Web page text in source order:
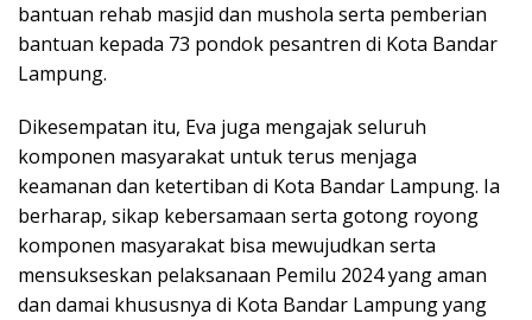
bantuan rehab masjid dan mushola serta pemberian
bantuan kepada 73 pondok pesantren di Kota Bandar
Lampung.
Dikesempatan itu, Eva juga mengajak seluruh
komponen masyarakat untuk terus menjaga
keamanan dan ketertiban di Kota Bandar Lampung. Ia
berharap, sikap kebersamaan serta gotong royong
komponen masyarakat bisa mewujudkan serta
mensukseskan pelaksanaan Pemilu 2024 yang aman
dan damai khususnya di Kota Bandar Lampung yang